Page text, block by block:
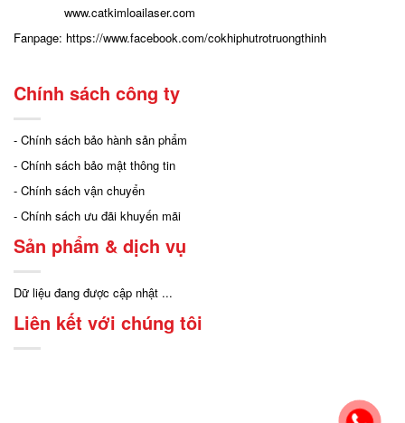
www.catkimloailaser.com
Fanpage: https://www.facebook.com/cokhiphutrotruongthinh
Chính sách công ty
- Chính sách bảo hành sản phẩm
- Chính sách bảo mật thông tin
- Chính sách vận chuyển
- Chính sách ưu đãi khuyến mãi
Sản phẩm & dịch vụ
Dữ liệu đang được cập nhật ...
Liên kết với chúng tôi